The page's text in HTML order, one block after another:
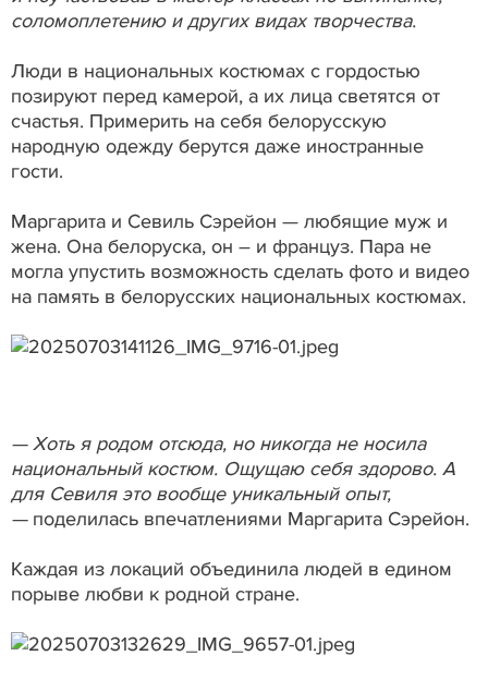
соломоплетению и других видах творчества.
Люди в национальных костюмах с гордостью
позируют перед камерой, а их лица светятся от
счастья. Примерить на себя белорусскую
народную одежду берутся даже иностранные
гости.
Маргарита и Севиль Сэрейон — любящие муж и
жена. Она белоруска, он – и француз. Пара не
могла упустить возможность сделать фото и видео
на память в белорусских национальных костюмах.
— Хоть я родом отсюда, но никогда не носила
национальный костюм. Ощущаю себя здорово. А
для Севиля это вообще уникальный опыт,
—поделилась впечатлениями Маргарита Сэрейон.
Каждая из локаций объединила людей в едином
порыве любви к родной стране.